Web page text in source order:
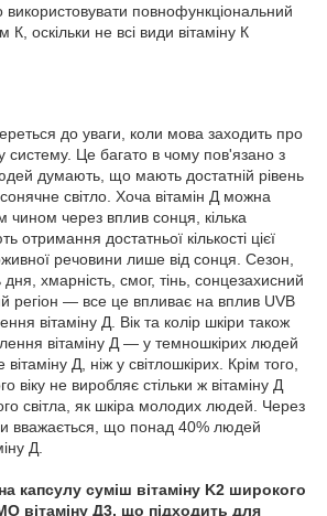
використовувати повнофункціональний
К, оскільки не всі види вітаміну К
до уваги, коли мова заходить про
систему. Це багато в чому пов'язано з
думають, що мають достатній рівень
світло. Хоча вітамін Д можна
через вплив сонця, кілька
отримання достатньої кількості цієї
речовини лише від сонця. Сезон,
хмарність, смог, тінь, сонцезахисний
регіон — все це впливає на вплив UVB
вітаміну Д. Вік та колір шкіри також
вітаміну Д — у темношкірих людей
Д, ніж у світлошкірих. Крім того,
віку не виробляє стільки ж вітаміну Д
світла, як шкіра молодих людей. Через
вважається, що понад 40% людей
Д.
капсулу суміш вітаміну K2 широкого
вітаміну Д3, що підходить для